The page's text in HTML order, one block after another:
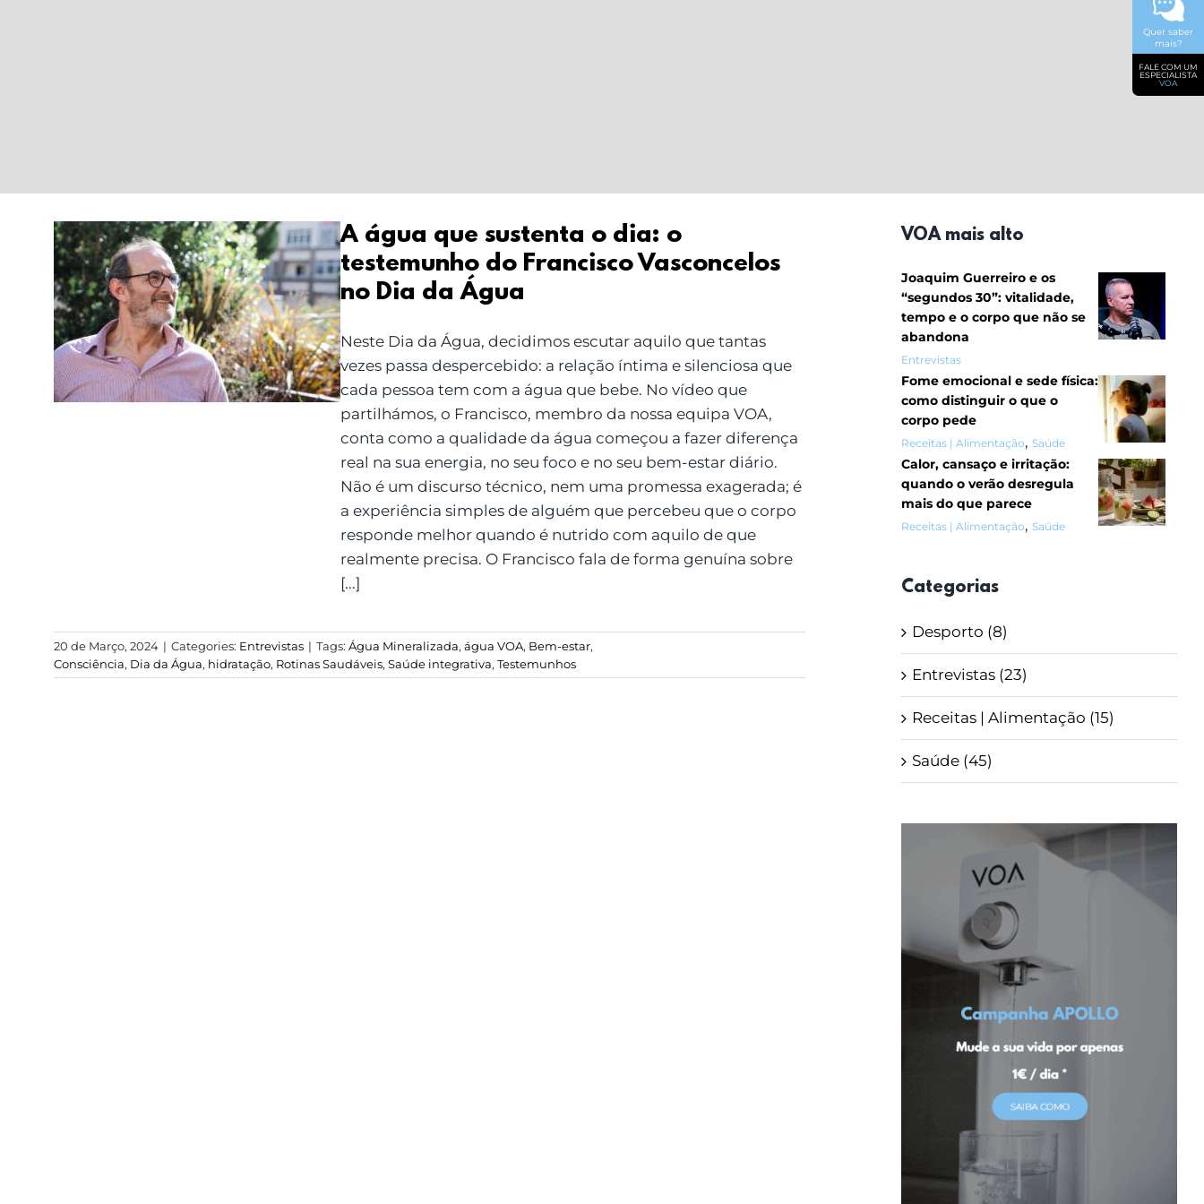
A água que sustenta o
dia: o testemunho do
Francisco Vasconcelos
no Dia da Água
A água que sustenta o dia: o
testemunho do Francisco Vasconcelos
no Dia da Água
Neste Dia da Água, decidimos escutar aquilo que tantas
vezes passa despercebido: a relação íntima e silenciosa que
cada pessoa tem com a água que bebe. No vídeo que
partilhámos, o Francisco, membro da nossa equipa VOA,
conta como a qualidade da água começou a fazer diferença
real na sua energia, no seu foco e no seu bem-estar diário.
Não é um discurso técnico, nem uma promessa exagerada; é
a experiência simples de alguém que percebeu que o corpo
responde melhor quando é nutrido com aquilo de que
realmente precisa. O Francisco fala de forma genuína sobre
[...]
20 de Março, 2024 | Categories: Entrevistas | Tags: Água Mineralizada, água VOA, Bem-estar,
Consciência, Dia da Água, hidratação, Rotinas Saudáveis, Saúde integrativa, Testemunhos
VOA mais alto
Joaquim Guerreiro e os
“segundos 30”: vitalidade,
tempo e o corpo que não se
abandona
Entrevistas
Fome emocional e sede física:
como distinguir o que o
corpo pede
Receitas | Alimentação, Saúde
Calor, cansaço e irritação:
quando o verão desregula
mais do que parece
Receitas | Alimentação, Saúde
Categorias
Desporto (8)
Entrevistas (23)
Receitas | Alimentação (15)
Saúde (45)
Quer saber
mais?
FALE COM UM
ESPECIALISTA
VOA